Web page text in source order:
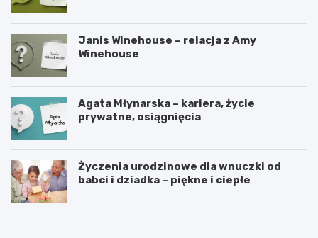
Janis Winehouse – relacja z Amy
Winehouse
Agata Młynarska – kariera, życie
prywatne, osiągnięcia
Życzenia urodzinowe dla wnuczki od
babci i dziadka – piękne i ciepłe